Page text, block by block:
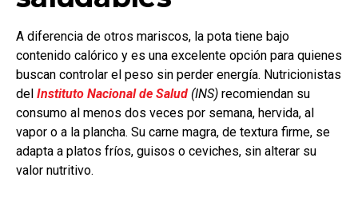
A diferencia de otros mariscos, la pota tiene bajo
contenido calórico y es una excelente opción para quienes
buscan controlar el peso sin perder energía. Nutricionistas
del Instituto Nacional de Salud (INS) recomiendan su
consumo al menos dos veces por semana, hervida, al
vapor o a la plancha. Su carne magra, de textura firme, se
adapta a platos fríos, guisos o ceviches, sin alterar su
valor nutritivo.